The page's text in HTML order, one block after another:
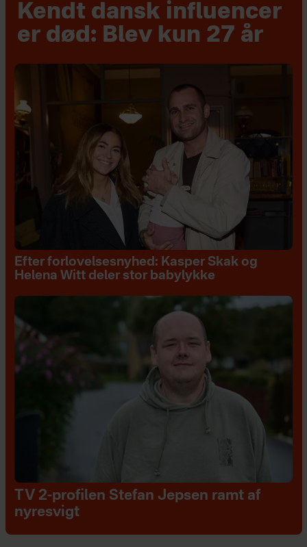
Kendt dansk influencer
er død: Blev kun 27 år
Efter forlovelsesnyhed: Kasper Skak og
Helena Witt deler stor babylykke
TV 2-profilen Stefan Jepsen ramt af
nyresvigt